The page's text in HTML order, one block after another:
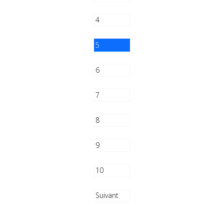
4
5
6
7
8
9
10
Suivant